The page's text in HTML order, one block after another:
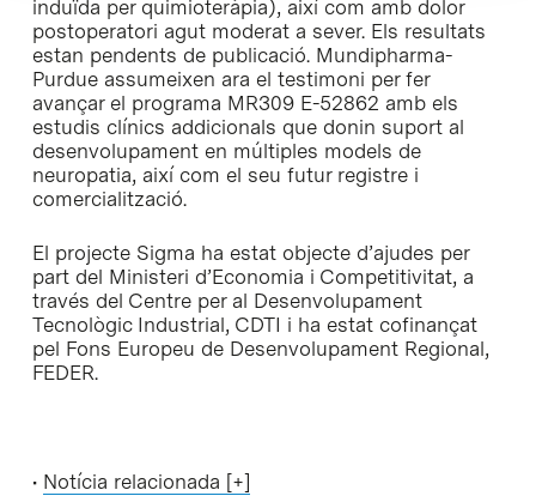
induïda per quimioteràpia), així com amb dolor
postoperatori agut moderat a sever. Els resultats
estan pendents de publicació. Mundipharma-
Purdue assumeixen ara el testimoni per fer
avançar el programa MR309 E-52862 amb els
estudis clínics addicionals que donin suport al
desenvolupament en múltiples models de
neuropatia, així com el seu futur registre i
comercialització.
El projecte Sigma ha estat objecte d’ajudes per
part del Ministeri d’Economia i Competitivitat, a
través del Centre per al Desenvolupament
Tecnològic Industrial, CDTI i ha estat cofinançat
pel Fons Europeu de Desenvolupament Regional,
FEDER.
• Notícia relacionada [+]